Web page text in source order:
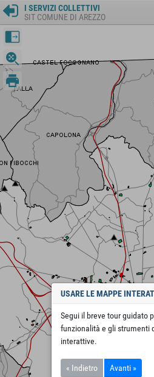
I SERVIZI COLLETTIVI
SIT COMUNE DI AREZZO
USARE LE MAPPE
Segui il breve tour guidato
funzionalità e gli strumenti
interattive.
« Indietro Avanti »